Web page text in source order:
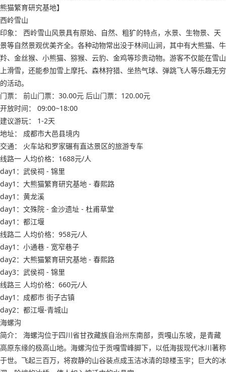
熊猫繁育研究基地】
西岭雪山
印象： 西岭雪山风景具有原始、自然、粗犷的特点，水景、生物景、天
景等自然景观优美齐全。各种动物常出没于林间山涧，其中有大熊猫、牛
羚、金丝猴、小熊猫、猕猴、云豹、金鸡等珍贵动物。游客不仅能在雪山
上滑雪，还能参加雪上摩托、森林狩猎、坐热气球、弹跳飞人等乐趣无穷
的活动。
门票： 前山门票：30.00元 后山门票：120.00元
开放时间： 09:00~18:00
建议游玩： 1-2天
地址： 成都市大邑县境内
交通： 火车站和罗家碾有直达景区的旅游专车
线路一 人均价格：1688元/人
day1：武侯祠 - 锦里
day1：大熊猫繁育研究基地 - 春熙路
day1：黄龙溪
day1：文殊院 - 金沙遗址 - 杜甫草堂
day1：都江堰
线路二 人均价格：958元/人
day1：小通巷 - 宽窄巷子
day2：大熊猫繁育研究基地 - 春熙路
day3：武侯祠 - 锦里
线路三 人均价格：660元/人
day1：成都市 街子古镇
day2：都江堰-青城山
海螺沟
简介： 海螺沟位于四川省甘孜藏族自治州东南部，贡嘎山东坡，是青藏
高原东缘的极高山地。海螺沟位于贡嘎雪峰脚下，以低海拔现代冰川著称
于世。飞起三百万，将寂静的山谷装点成玉洁冰清的琼楼玉宇；巨大的冰